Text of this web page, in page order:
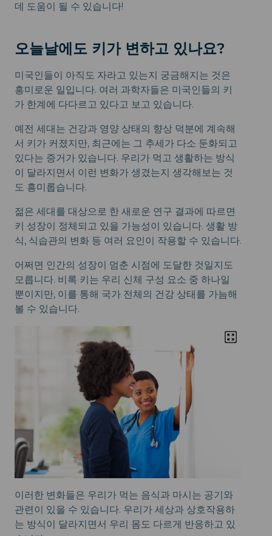
데 도움이 될 수 있습니다!
오늘날에도 키가 변하고 있나요?
미국인들이 아직도 자라고 있는지 궁금해지는 것은
흥미로운 일입니다. 여러 과학자들은 미국인들의 키
가 한계에 다다르고 있다고 보고 있습니다.
예전 세대는 건강과 영양 상태의 향상 덕분에 계속해
서 키가 커졌지만, 최근에는 그 추세가 다소 둔화되고
있다는 증거가 있습니다. 우리가 먹고 생활하는 방식
이 달라지면서 이런 변화가 생겼는지 생각해보는 것
도 흥미롭습니다.
젊은 세대를 대상으로 한 새로운 연구 결과에 따르면
키 성장이 정체되고 있을 가능성이 있습니다. 생활 방
식, 식습관의 변화 등 여러 요인이 작용할 수 있습니다.
어쩌면 인간의 성장이 멈춘 시점에 도달한 것일지도
모릅니다. 비록 키는 우리 신체 구성 요소 중 하나일
뿐이지만, 이를 통해 국가 전체의 건강 상태를 가늠해
볼 수 있습니다.
이러한 변화들은 우리가 먹는 음식과 마시는 공기와
관련이 있을 수 있습니다. 우리가 세상과 상호작용하
는 방식이 달라지면서 우리 몸도 다르게 반응하고 있